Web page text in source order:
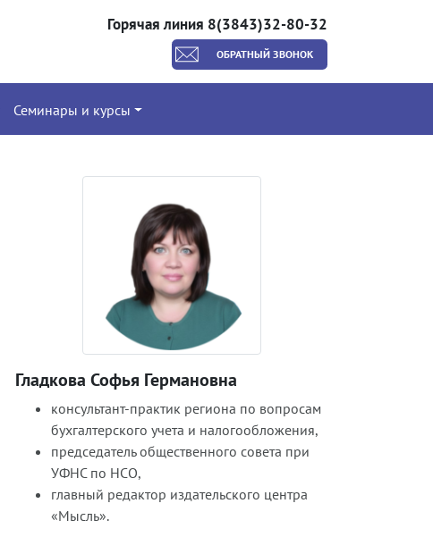
Горячая линия 8(3843)32-80-32
ОБРАТНЫЙ ЗВОНОК
Семинары и курсы
Гладкова Софья Германовна
консультант-практик региона по вопросам
бухгалтерского учета и налогообложения,
председатель общественного совета при
УФНС по НСО,
главный редактор издательского центра
«Мысль».